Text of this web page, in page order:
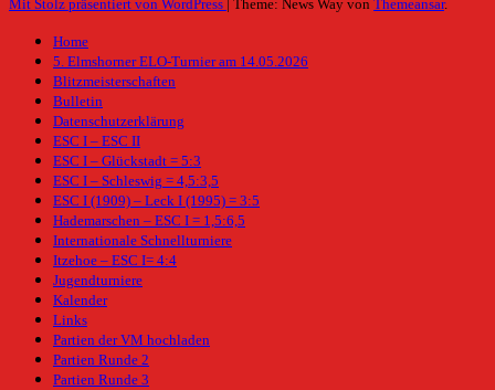
Mit Stolz präsentiert von WordPress | Theme: News Way von Themeansar.
Home
5. Elmshorner ELO-Turnier am 14.05.2026
Blitzmeisterschaften
Bulletin
Datenschutzerklärung
ESC I – ESC II
ESC I – Glückstadt = 5:3
ESC I – Schleswig = 4,5:3,5
ESC I (1909) – Leck I (1995) = 3:5
Hademarschen – ESC I = 1,5:6,5
Internationale Schnellturniere
Itzehoe – ESC I= 4:4
Jugendturniere
Kalender
Links
Partien der VM hochladen
Partien Runde 2
Partien Runde 3